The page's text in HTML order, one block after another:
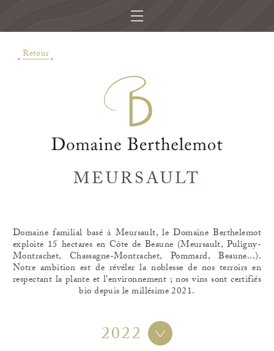
Retour
MEURSAULT
Domaine familial basé à Meursault, le Domaine Berthelemot
exploite 15 hectares en Côte de Beaune (Meursault, Puligny-
Montrachet, Chassagne-Montrachet, Pommard, Beaune...).
Notre ambition est de révéler la noblesse de nos terroirs en
respectant la plante et l'environnement ; nos vins sont certifiés
bio depuis le millésime 2021.
2022